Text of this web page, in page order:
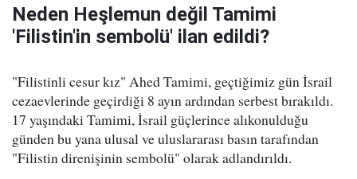
Neden Heşlemun değil Tamimi
'Filistin'in sembolü' ilan edildi?
"Filistinli cesur kız" Ahed Tamimi, geçtiğimiz gün İsrail
cezaevlerinde geçirdiği 8 ayın ardından serbest bırakıldı.
17 yaşındaki Tamimi, İsrail güçlerince alıkonulduğu
günden bu yana ulusal ve uluslararası basın tarafından
"Filistin direnişinin sembolü" olarak adlandırıldı.